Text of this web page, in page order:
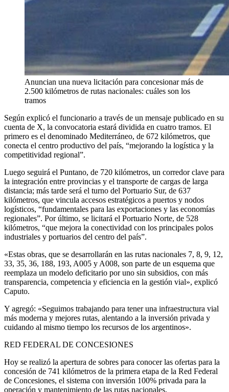
Anuncian una nueva licitación para concesionar más de
2.500 kilómetros de rutas nacionales: cuáles son los
tramos
Según explicó el funcionario a través de un mensaje publicado en su
cuenta de X, la convocatoria estará dividida en cuatro tramos. El
primero es el denominado Mediterráneo, de 672 kilómetros, que
conecta el centro productivo del país, “mejorando la logística y la
competitividad regional”.
Luego seguirá el Puntano, de 720 kilómetros, un corredor clave para
la integración entre provincias y el transporte de cargas de larga
distancia; más tarde será el turno del Portuario Sur, de 637
kilómetros, que vincula accesos estratégicos a puertos y nodos
logísticos, “fundamentales para las exportaciones y las economías
regionales”. Por último, se licitará el Portuario Norte, de 528
kilómetros, “que mejora la conectividad con los principales polos
industriales y portuarios del centro del país”.
«Estas obras, que se desarrollarán en las rutas nacionales 7, 8, 9, 12,
33, 35, 36, 188, 193, A005 y A008, son parte de un esquema que
reemplaza un modelo deficitario por uno sin subsidios, con más
transparencia, competencia y eficiencia en la gestión vial», explicó
Caputo.
Y agregó: «Seguimos trabajando para tener una infraestructura vial
más moderna y mejores rutas, alentando a la inversión privada y
cuidando al mismo tiempo los recursos de los argentinos».
RED FEDERAL DE CONCESIONES
Hoy se realizó la apertura de sobres para conocer las ofertas para la
concesión de 741 kilómetros de la primera etapa de la Red Federal
de Concesiones, el sistema con inversión 100% privada para la
operación y mantenimiento de las rutas nacionales.